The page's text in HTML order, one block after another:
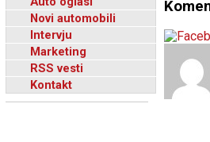
Novi automobili
Intervju
Marketing
RSS vesti
Kontakt